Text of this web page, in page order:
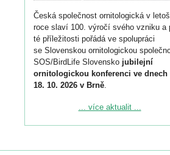
Česká společnost ornitologická v
roce slaví 100. výročí svého vzniku a
té příležitosti pořádá ve spolupráci
se Slovenskou ornitologickou
SOS/BirdLife Slovensko jubilejní
ornitologickou konferenci ve dnech
18. 10. 2026 v Brně.
Podrobnější informace ke konferenci
Registrovat se můžete do 6. září.
... více aktualit ...